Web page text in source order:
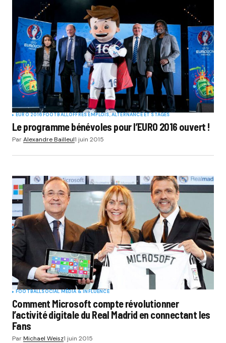
Your Name
Your E-mail*
Submit Comment
EURO 2016FOOTBALLOFFRES EMPLOIS, ALTERNANCE ET STAGES
Le programme bénévoles pour l’EURO 2016 ouvert !
ParAlexandre Bailleul1 juin 2015
FOOTBALLSOCIAL MÉDIA & INFLUENCE
Comment Microsoft compte révolutionner
l’activité digitale du Real Madrid en connectant les
Fans
ParMichael Weisz1 juin 2015